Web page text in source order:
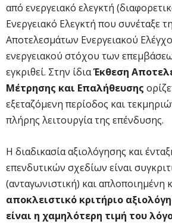
από ενεργειακό ελεγκτή
Ενεργειακό Ελεγκτή που συνέταξε
Αποτελεσμάτων Ενεργειακού
ενεργειακού στόχου των
εγκριθεί. Στην ίδιαΈκθεση
Μέτρησης και Επαλήθευσης
εξεταζόμενη περίοδος και
πλήρης λειτουργία της επένδυσης.
Η διαδικασία αξιολόγησης και
επενδυτικών σχεδίων είναι
(ανταγωνιστική) και απλοποιημένη
αποκλειστικό κριτήριο
είναι η χαμηλότερη τιμή του